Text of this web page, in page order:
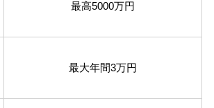
最高5000万円
最大年間3万円